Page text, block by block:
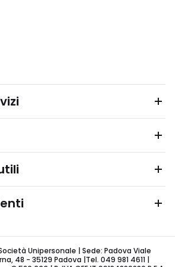
Società Unipersonale | Sede: Padova Viale
48 - 35129 Padova |Tel. 049 981 4611 |